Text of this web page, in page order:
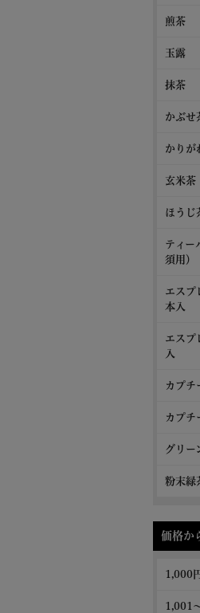
煎茶
玉露
抹茶
かぶせ
かりが
玄米茶
ほうじ
ティー
須用）
エスプ
本入
エスプ
入
カプチ
カプチ
グリー
粉末緑
価格か
1,000
1,001